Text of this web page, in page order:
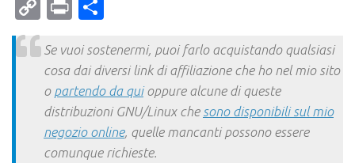
CopyPrint
Se vuoi sostenermi, puoi farlo acquistando qualsiasi
cosa dai diversi link di affiliazione che ho nel mio sito
o partendo da quioppure alcune di queste
distribuzioni GNU/Linux che sono disponibili sul mio
negozio online, quelle mancanti possono essere
comunque richieste.